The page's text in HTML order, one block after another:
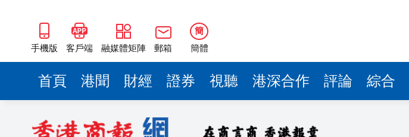
手機版 客戶端 融媒體矩陣 郵箱
簡
簡體
首頁 港聞 財經 證券 視聽 港深合作 評論 綜合